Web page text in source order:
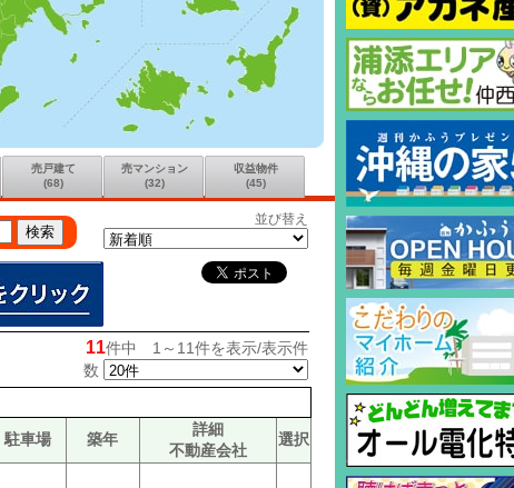
売戸建て
(68)
売マンション
(32)
収益物件
(45)
並び替え
11件中 1～11件を表示/表示件
数
駐車場 築年
詳細
不動産会社
選択